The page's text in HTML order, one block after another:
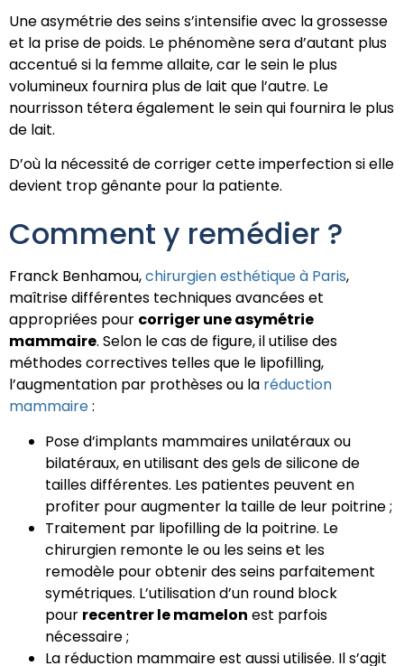
Une asymétrie des seins s’intensifie avec la grossesse
et la prise de poids. Le phénomène sera d’autant plus
accentué si la femme allaite, car le sein le plus
volumineux fournira plus de lait que l’autre. Le
nourrisson tétera également le sein qui fournira le plus
de lait.
D’où la nécessité de corriger cette imperfection si elle
devient trop gênante pour la patiente.
Comment y remédier ?
Franck Benhamou,chirurgien esthétique à Paris,
maîtrise différentes techniques avancées et
appropriées pour corriger une asymétrie
mammaire. Selon le cas de figure, il utilise des
méthodes correctives telles que le lipofilling,
l’augmentation par prothèses ou la réduction
mammaire:
Pose d’implants mammaires unilatéraux ou
bilatéraux, en utilisant des gels de silicone de
tailles différentes. Les patientes peuvent en
profiter pour augmenter la taille de leur poitrine ;
Traitement par lipofilling de la poitrine. Le
chirurgien remonte le ou les seins et les
remodèle pour obtenir des seins parfaitement
symétriques. L’utilisation d’un round block
pour recentrer le mamelon est parfois
nécessaire ;
La réduction mammaire est aussi utilisée. Il s’agit